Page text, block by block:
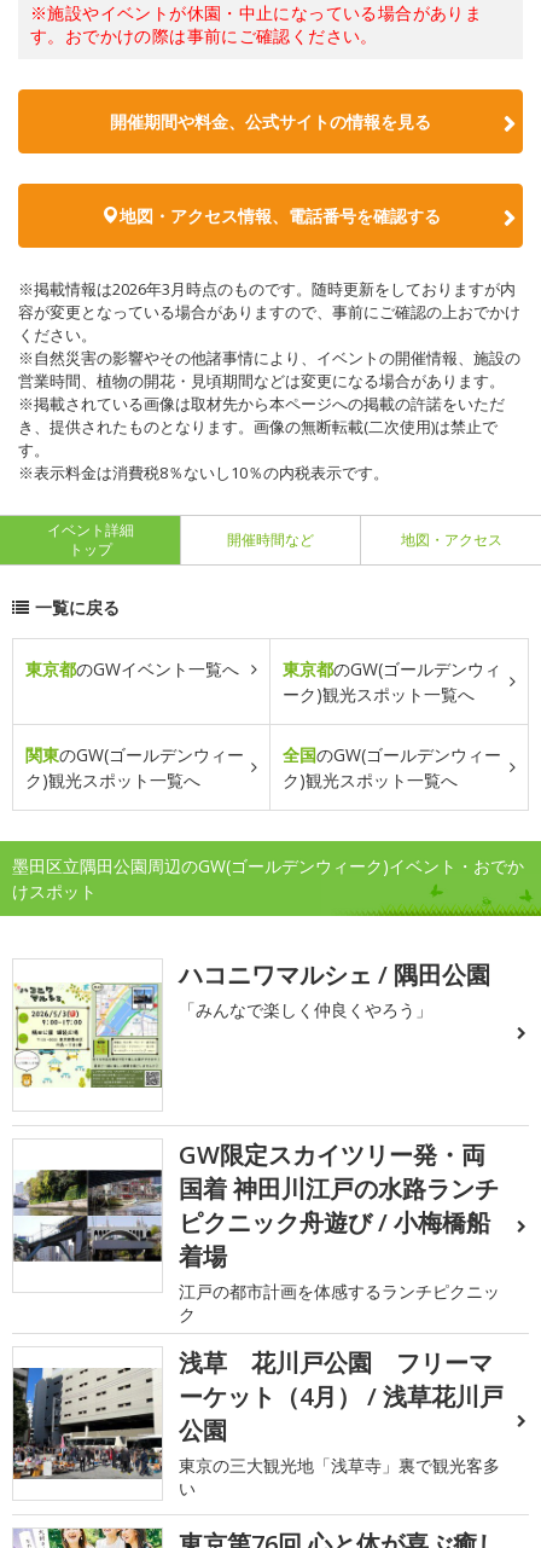
※施設やイベントが休園・中止になっている場合がありま
す。おでかけの際は事前にご確認ください。
開催期間や料金、公式サイトの情報を見る
地図・アクセス情報、電話番号を確認する
※掲載情報は2026年3月時点のものです。随時更新をしておりますが内
容が変更となっている場合がありますので、事前にご確認の上おでかけ
ください。
※自然災害の影響やその他諸事情により、イベントの開催情報、施設の
営業時間、植物の開花・見頃期間などは変更になる場合があります。
※掲載されている画像は取材先から本ページへの掲載の許諾をいただ
き、提供されたものとなります。画像の無断転載(二次使用)は禁止で
す。
※表示料金は消費税8％ないし10％の内税表示です。
イベント詳細
トップ
開催時間など 地図・アクセス
一覧に戻る
東京都のGWイベント一覧へ 東京都のGW(ゴールデンウィ
ーク)観光スポット一覧へ
関東のGW(ゴールデンウィー
ク)観光スポット一覧へ
全国のGW(ゴールデンウィー
ク)観光スポット一覧へ
墨田区立隅田公園周辺のGW(ゴールデンウィーク)イベント・おでか
けスポット
ハコニワマルシェ / 隅田公園
「みんなで楽しく仲良くやろう」
GW限定スカイツリー発・両
国着 神田川江戸の水路ランチ
ピクニック舟遊び / 小梅橋船
着場
江戸の都市計画を体感するランチピクニッ
ク
浅草 花川戸公園 フリーマ
ーケット（4月） / 浅草花川戸
公園
東京の三大観光地「浅草寺」裏で観光客多
い